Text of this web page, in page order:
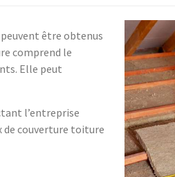
être obtenus
comprend le
Elle peut
l’entreprise
de couverture toiture